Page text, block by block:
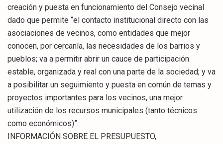
creación y puesta en funcionamiento del Consejo vecinal
dado que permite “el contacto institucional directo con las
asociaciones de vecinos, como entidades que mejor
conocen, por cercanía, las necesidades de los barrios y
pueblos; va a permitir abrir un cauce de participación
estable, organizada y real con una parte de la sociedad; y va
a posibilitar un seguimiento y puesta en común de temas y
proyectos importantes para los vecinos, una mejor
utilización de los recursos municipales (tanto técnicos
como económicos)”.
INFORMACIÓN SOBRE EL PRESUPUESTO,